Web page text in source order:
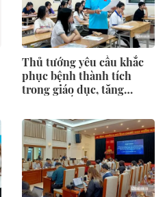
Thủ tướng yêu cầu khắc
phục bệnh thành tích
trong giáo dục, tăng
cử và lạm thu